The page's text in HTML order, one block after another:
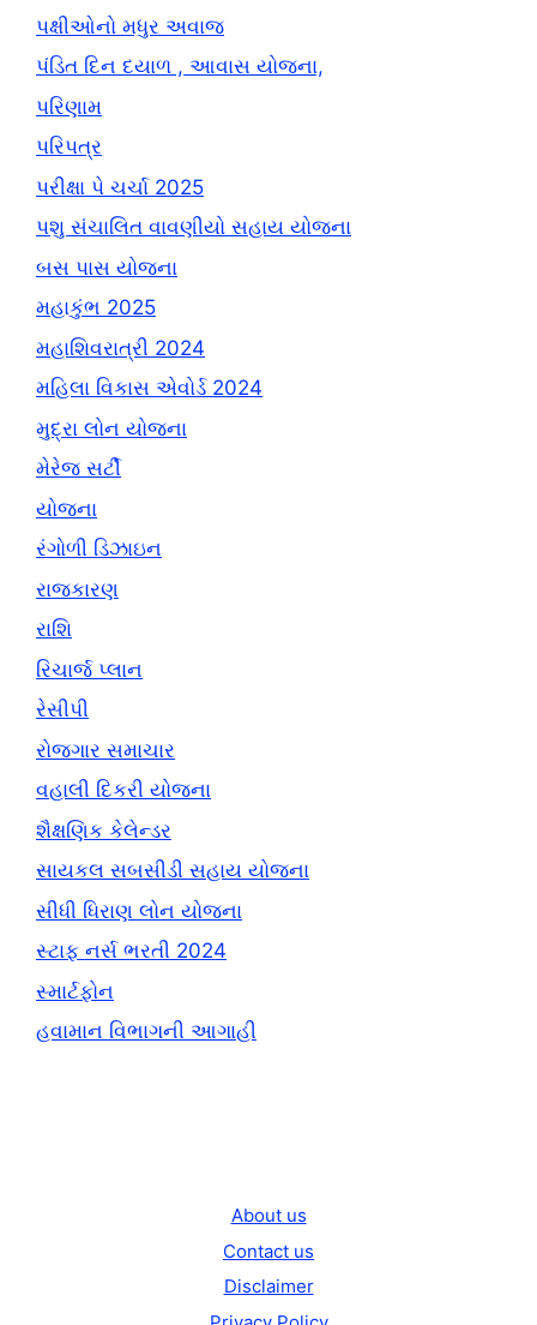
પક્ષીઓનો મધુર અવાજ
પંડિત દિન દયાળ , આવાસ યોજના,
પરિણામ
પરિપત્ર
પરીક્ષા પે ચર્ચા 2025
પશુ સંચાલિત વાવણીયો સહાય યોજના
બસ પાસ યોજના
મહાકુંભ 2025
મહાશિવરાત્રી 2024
મહિલા વિકાસ એવોર્ડ 2024
મુદ્રા લોન યોજના
મેરેજ સર્ટી
યોજના
રંગોળી ડિઝાઇન
રાજકારણ
રાશિ
રિચાર્જ પ્લાન
રેસીપી
રોજગાર સમાચાર
વહાલી દિકરી યોજના
શૈક્ષણિક કેલેન્ડર
સાયકલ સબસીડી સહાય યોજના
સીધી ધિરાણ લોન યોજના
સ્ટાફ નર્સ ભરતી 2024
સ્માર્ટફોન
હવામાન વિભાગની આગાહી
About us
Contact us
Disclaimer